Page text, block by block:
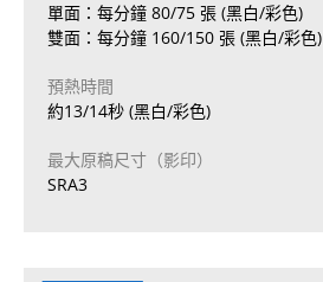
單面：每分鐘 80/75 張 (黑白/彩色)
雙面：每分鐘 160/150 張 (黑白/彩色)
預熱時間
約13/14秒 (黑白/彩色)
最大原稿尺寸（影印）
SRA3